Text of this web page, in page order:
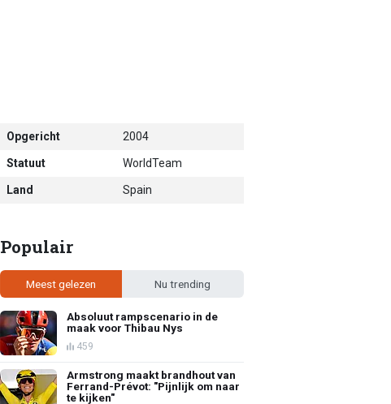
Opgericht 2004
Statuut WorldTeam
Land Spain
Populair
Meest gelezen Nu trending
Absoluut rampscenario in de
maak voor Thibau Nys
459
Armstrong maakt brandhout van
Ferrand-Prévot: "Pijnlijk om naar
te kijken"